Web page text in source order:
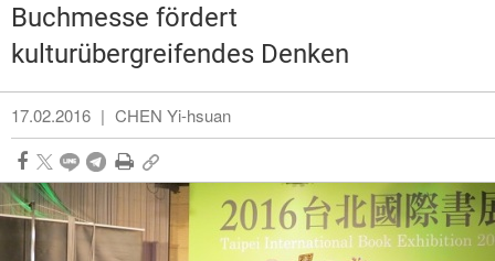
Buchmesse fördert
kulturübergreifendes Denken
17.02.2016 | CHEN Yi-hsuan